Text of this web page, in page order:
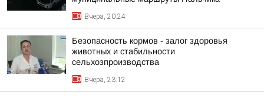
Вчера, 20:24
Безопасность кормов - залог здоровья
животных и стабильности
сельхозпроизводства
Вчера, 23:12